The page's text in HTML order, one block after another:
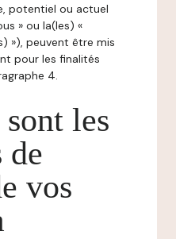
potentiel ou actuel
» ou la(les) «
»), peuvent être mis
pour les finalités
4.
les
de
vos